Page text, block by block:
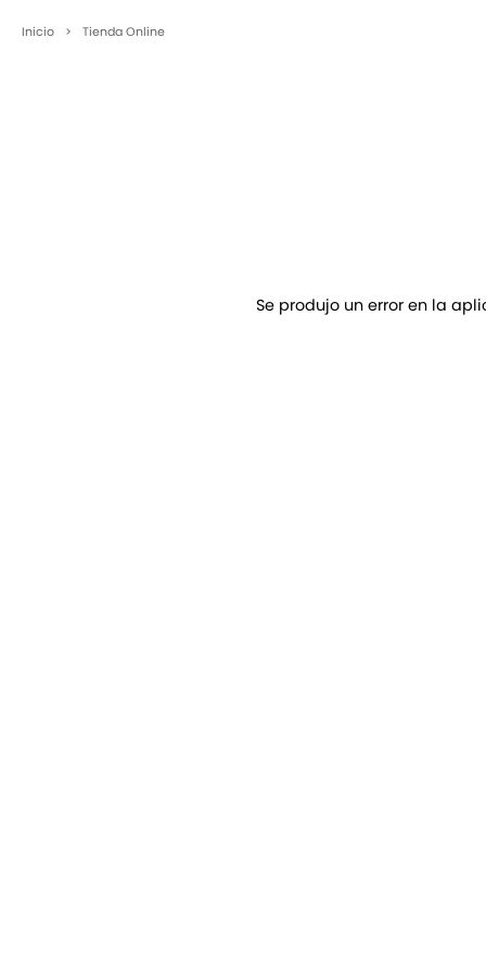
Inicio > Tienda Online
Se produjo un error en la